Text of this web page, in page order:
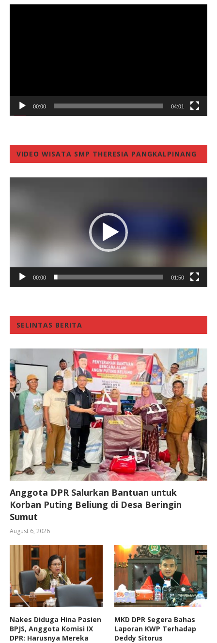
00:00 04:01
VIDEO WISATA SMP THERESIA PANGKALPINANG
00:00 01:50
SELINTAS BERITA
Anggota DPR Salurkan Bantuan untuk
Korban Puting Beliung di Desa Beringin
Sumut
August 6, 2026
Nakes Diduga Hina Pasien
BPJS, Anggota Komisi IX
DPR: Harusnya Mereka
MKD DPR Segera Bahas
Laporan KWP Terhadap
Deddy Sitorus